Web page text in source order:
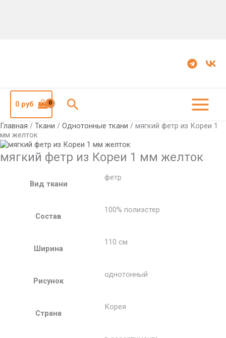
0руб Поиск
Главная / Ткани / Однотонные ткани / мягкий фетр из Кореи 1
мм желток
мягкий фетр из Кореи 1 мм желток
Вид ткани
фетр
Состав
100% полиэстер
Ширина
110 см
Рисунок
однотонный
Страна
Корея